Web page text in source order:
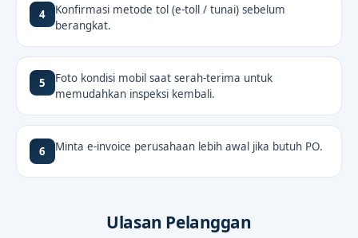
4
Konfirmasi metode tol (e-toll / tunai) sebelum
berangkat.
5
Foto kondisi mobil saat serah-terima untuk
memudahkan inspeksi kembali.
6 Minta e-invoice perusahaan lebih awal jika butuh PO.
Ulasan Pelanggan